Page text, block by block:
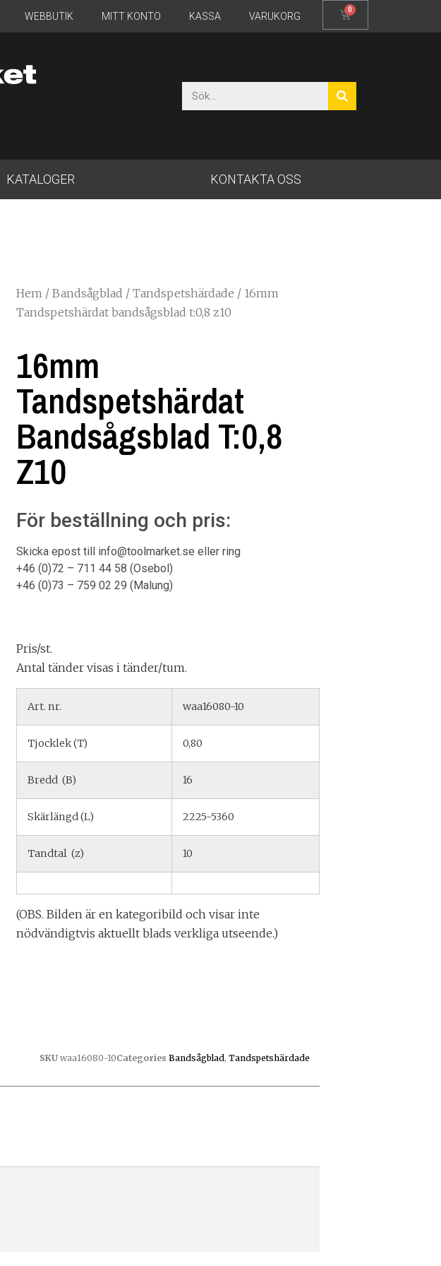
WEBBUTIK MITT KONTO KASSA VARUKORG
KATALOGER KONTAKTA OSS
Hem / Bandsågblad / Tandspetshärdade / 16mm
Tandspetshärdat bandsågsblad t:0,8 z10
16mm
Tandspetshärdat
Bandsågsblad T:0,8
Z10
För beställning och pris:
Skicka epost till info@toolmarket.se eller ring
+46 (0)72 – 711 44 58 (Osebol)
+46 (0)73 – 759 02 29 (Malung)
Pris/st.
Antal tänder visas i tänder/tum.
Art. nr. waa16080-10
Tjocklek (T) 0,80
Bredd (B) 16
Skärlängd (L) 2225-5360
Tandtal (z) 10
(OBS. Bilden är en kategoribild och visar inte
nödvändigtvis aktuellt blads verkliga utseende.)
SKU waa16080-10Categories Bandsågblad,Tandspetshärdade